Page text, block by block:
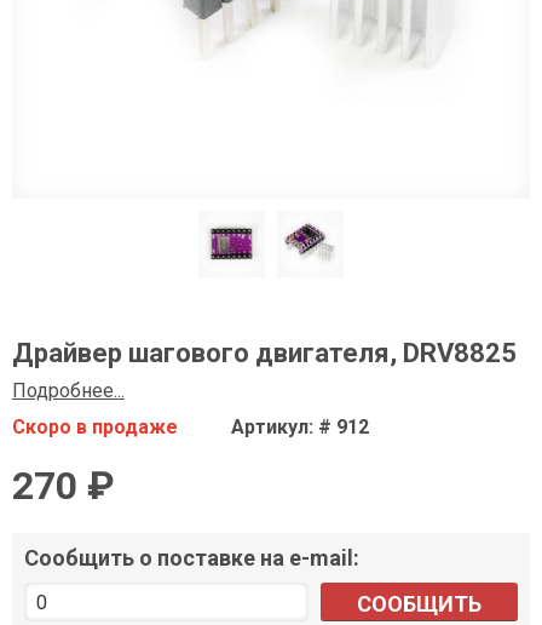
Драйвер шагового двигателя, DRV8825
Подробнее...
Скоро в продаже
Артикул: # 912
270 ₽
Сообщить о поставке на e-mail:
СООБЩИТЬ